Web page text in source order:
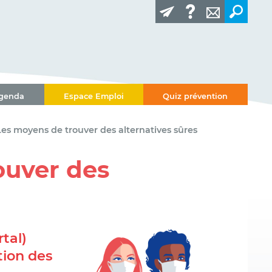
Espace Emploi Quiz prévention
moyens de trouver des alternatives sûres
des
des